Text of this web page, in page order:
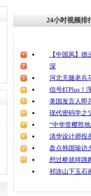
24小时视频排
【中国风】
深
河北无腿老兵
信号灯Plus！
美国发言人即
现代密码学之
“中华赏樱胜
清华设计师投
盘点韩国瑜访
想过桥就得跳
祁连山下玉石